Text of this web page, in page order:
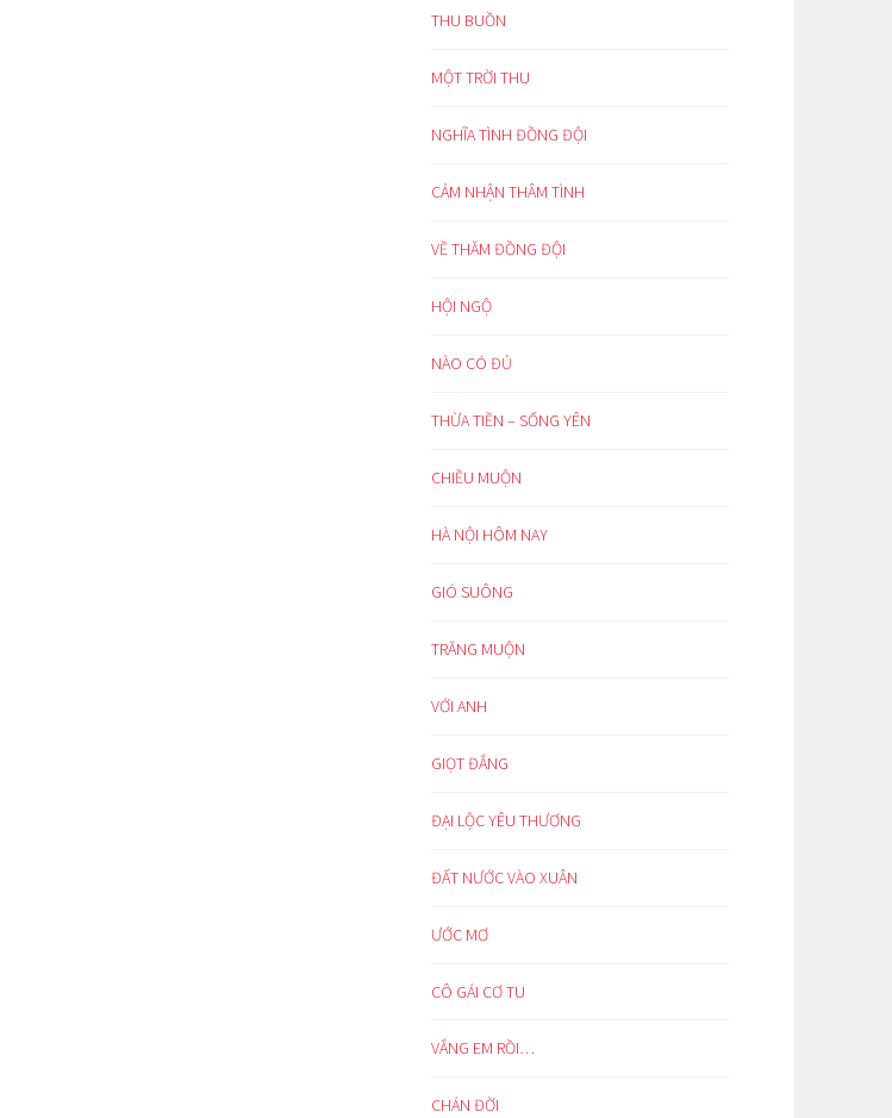
THU BUỒN
MỘT TRỜI THU
NGHĨA TÌNH ĐỒNG ĐỘI
CẢM NHẬN THÂM TÌNH
VỀ THĂM ĐỒNG ĐỘI
HỘI NGỘ
NÀO CÓ ĐỦ
THỪA TIỀN – SỐNG YÊN
CHIỀU MUỘN
HÀ NỘI HÔM NAY
GIÓ SUÔNG
TRĂNG MUỘN
VỚI ANH
GIỌT ĐẮNG
ĐẠI LỘC YÊU THƯƠNG
ĐẤT NƯỚC VÀO XUÂN
ƯỚC MƠ
CÔ GÁI CƠ TU
VẮNG EM RỒI…
CHÁN ĐỜI